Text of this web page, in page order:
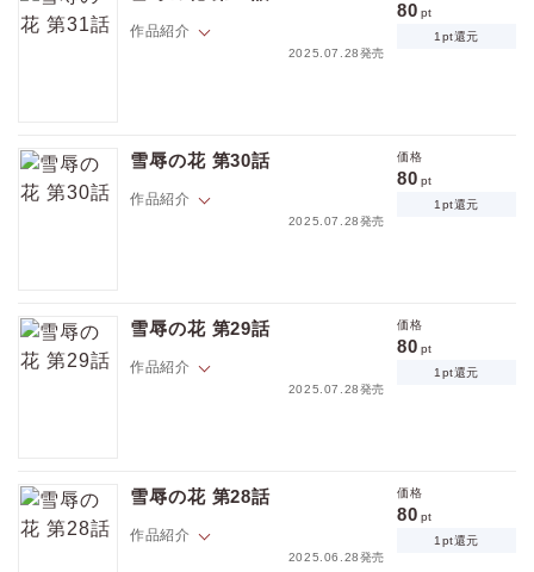
作品紹介
2025.07.28発売
80 pt
1pt還元
らにヒリャンは彼にヨンジョに触れるように命を出し…。
雪辱の花 第30話
作品紹介
2025.07.28発売
価格
80 pt
1pt還元
ながらもそばに置くことに疑問を持たれ…。
雪辱の花 第29話
作品紹介
2025.07.28発売
価格
80 pt
1pt還元
らない行動には、何か裏があると考え訝しむが…。
雪辱の花 第28話
作品紹介
2025.06.28発売
価格
80 pt
1pt還元
ログイン